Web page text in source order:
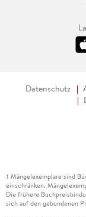
Datenschutz
1 Mängelexemplare sind
einschränken.
Die frühere
sich auf den gebundenen